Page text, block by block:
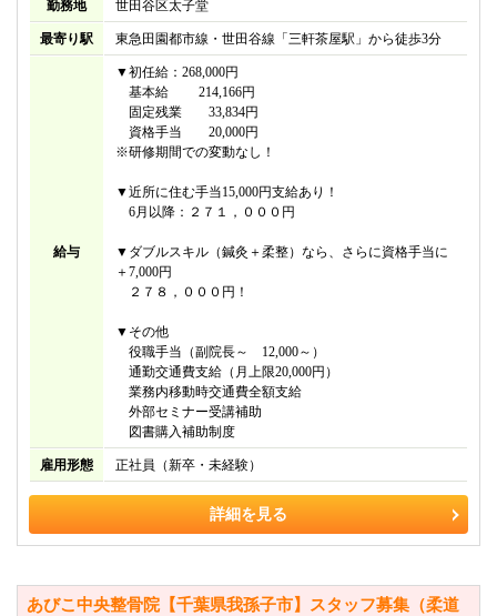
詳細を見る
勤務地 世田谷区太子堂
最寄り駅 東急田園都市線・世田谷線「三軒茶屋駅」から徒歩3分
給与
▼初任給：268,000円
基本給 214,166円
固定残業 33,834円
資格手当 20,000円
※研修期間での変動なし！
▼近所に住む手当15,000円支給あり！
6月以降：２７１，０００円
▼ダブルスキル（鍼灸＋柔整）なら、さらに資格手当に
＋7,000円
２７８，０００円！
▼その他
役職手当（副院長～ 12,000～）
通勤交通費支給（月上限20,000円）
業務内移動時交通費全額支給
外部セミナー受講補助
図書購入補助制度
雇用形態 正社員（新卒・未経験）
あびこ中央整骨院【千葉県我孫子市】スタッフ募集（柔道